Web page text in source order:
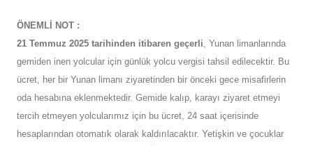
ÖNEMLİ NOT :
21 Temmuz 2025 tarihinden itibaren geçerli, Yunan limanlarında
gemiden inen yolcular için günlük yolcu vergisi tahsil edilecektir. Bu
ücret, her bir Yunan limanı ziyaretinden bir önceki gece misafirlerin
oda hesabına eklenmektedir. Gemide kalıp, karayı ziyaret etmeyi
tercih etmeyen yolcularımız için bu ücret, 24 saat içerisinde
hesaplarından otomatık olarak kaldırılacaktır. Yetişkin ve çocuklar